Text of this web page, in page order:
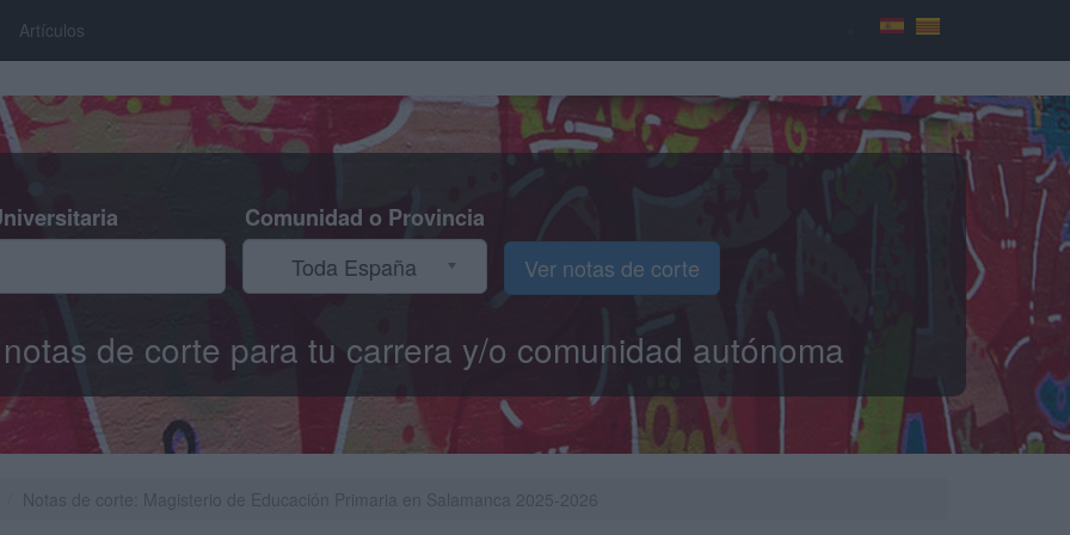
Artículos
Comunidad o Provincia
Toda España
Ver notas de corte
de corte para tu carrera y/o comunidad autónoma